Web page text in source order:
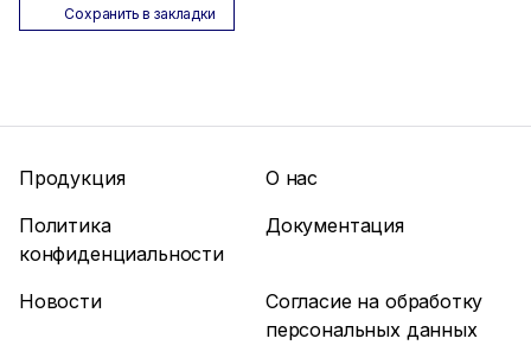
Сохранить в закладки
Продукция
О нас
Политика
конфиденциальности
Документация
Новости
Согласие на обработку
персональных данных